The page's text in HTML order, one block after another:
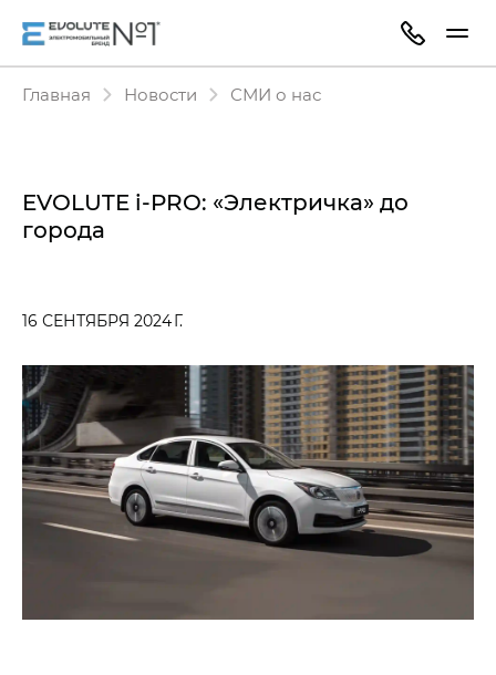
Главная Новости СМИ о нас
EVOLUTE i‑PRO: «Электричка» до
города
16 СЕНТЯБРЯ 2024 Г.